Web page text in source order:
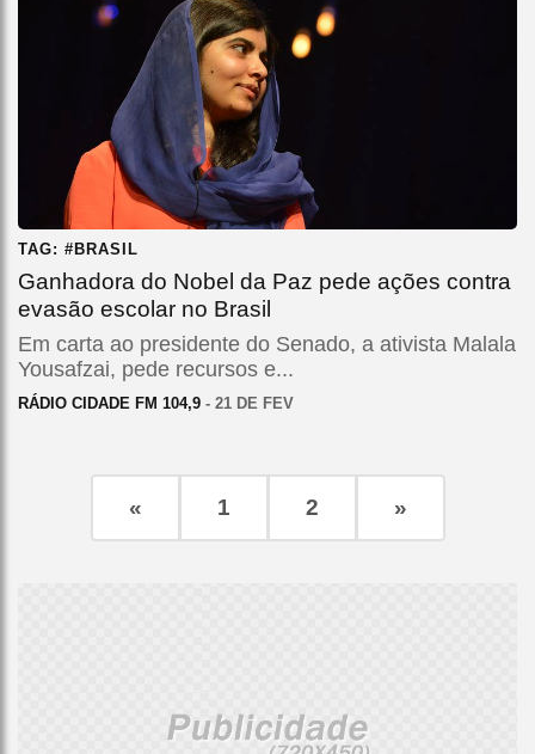
TAG: #BRASIL
Ganhadora do Nobel da Paz pede ações contra
evasão escolar no Brasil
Em carta ao presidente do Senado, a ativista Malala
Yousafzai, pede recursos e...
RÁDIO CIDADE FM 104,9 - 21 DE FEV
« 1 2 »